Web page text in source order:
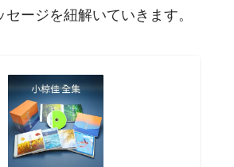
ージを紐解いていきます。